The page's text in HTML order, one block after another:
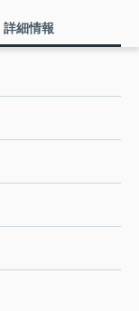
詳細情報